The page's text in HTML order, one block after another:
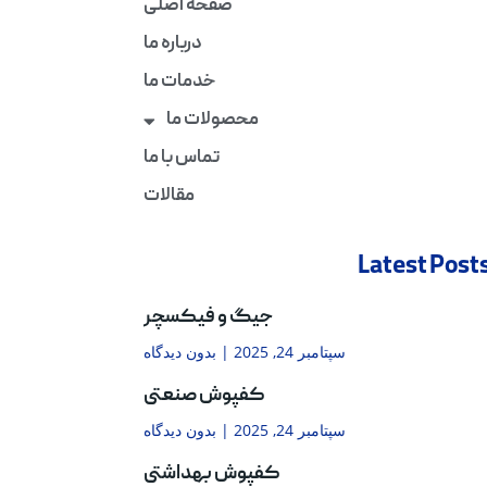
صفحه اصلی
درباره ما
خدمات ما
محصولات ما
تماس با ما
مقالات
Latest
جیگ و فیکسچر
سپتامبر 24, 2025 بدون دیدگاه
کفپوش صنعتی
سپتامبر 24, 2025 بدون دیدگاه
کفپوش بهداشتی